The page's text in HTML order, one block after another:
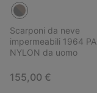
Scarponi da neve
impermeabili 1964
NYLON da uomo
Regular price:
155,00 €